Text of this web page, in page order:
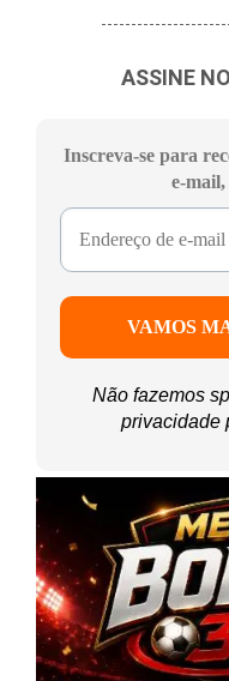
ASSINE
Inscreva-se para
e-mail,
Não fazemos
privacidade